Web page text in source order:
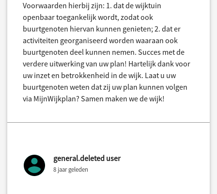
Voorwaarden hierbij zijn: 1. dat de wijktuin
openbaar toegankelijk wordt, zodat ook
buurtgenoten hiervan kunnen genieten; 2. dat er
activiteiten georganiseerd worden waaraan ook
buurtgenoten deel kunnen nemen. Succes met de
verdere uitwerking van uw plan! Hartelijk dank voor
uw inzet en betrokkenheid in de wijk. Laat u uw
buurtgenoten weten dat zij uw plan kunnen volgen
via MijnWijkplan? Samen maken we de wijk!
general.deleted user
8 jaar geleden